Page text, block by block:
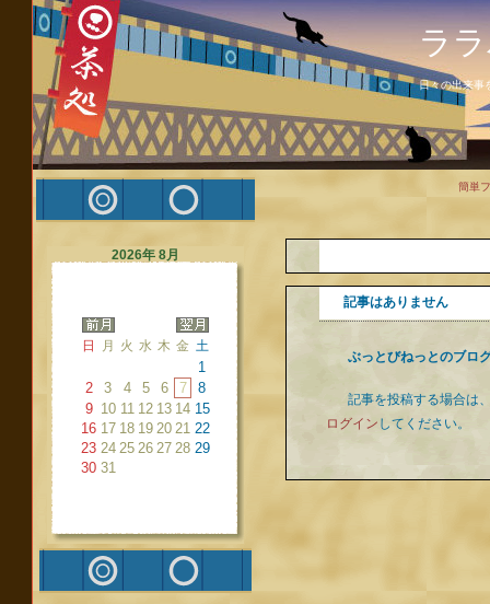
ラ
日々の出来事
2026年 8月
日 月 火 水 木 金 土
1
2
3 4 5 6 7
8
9 10 11 12 13 14 15
16 17 18 19 20 21 22
23 24 25 26 27 28 29
30 31
簡単
記事はありません
ぶっとびねっとのブロ
記事を投稿する場合は
ログイン してください。